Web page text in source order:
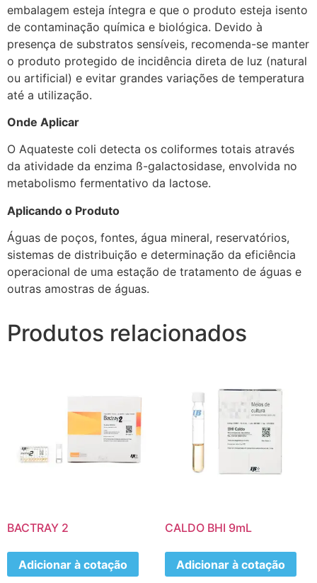
embalagem esteja íntegra e que o produto esteja isento
de contaminação química e biológica. Devido à
presença de substratos sensíveis, recomenda-se manter
o produto protegido de incidência direta de luz (natural
ou artificial) e evitar grandes variações de temperatura
até a utilização.
Onde Aplicar
O Aquateste coli detecta os coliformes totais através
da atividade da enzima ß-galactosidase, envolvida no
metabolismo fermentativo da lactose.
Aplicando o Produto
Águas de poços, fontes, água mineral, reservatórios,
sistemas de distribuição e determinação da eficiência
operacional de uma estação de tratamento de águas e
outras amostras de águas.
Produtos relacionados
BACTRAY 2
Adicionar à cotação
CALDO BHI 9mL
Adicionar à cotação